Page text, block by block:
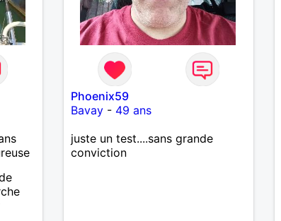
Phoenix59
Bavay- 49 ans
juste un test....sans grande
conviction